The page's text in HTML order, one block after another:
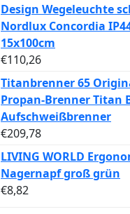
Design Wegeleuchte
Nordlux Concordia
15x100cm
€110,26
Titanbrenner 65
Propan-Brenner Titan
Aufschweißbrenner
€209,78
LIVING WORLD
Nagernapf groß grün
€8,82